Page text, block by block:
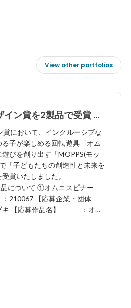
View other portfolios
ン賞を2製品で受賞 子
未来を拓くデザイン部
ー」「MOPPS(モップ
において、インクルーシブな
子が楽しめる回転遊具「オム
びを創り出す「MOPPS(モッ
「子どもたちの創造性と未来を
賞いたしました。
て ①オムニスピナー
【応募企業・団体
キ 【応募作品名】 ：オム